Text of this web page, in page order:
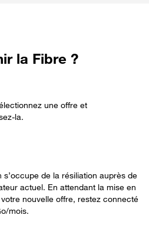
la Fibre ?
une offre et
la.
s’occupe de la résiliation auprès de
actuel. En attendant la mise en
nouvelle offre, restez connecté
mois.